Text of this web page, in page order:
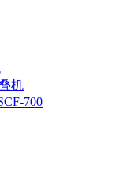
机
700